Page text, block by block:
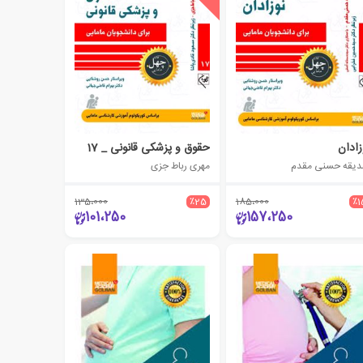
حسنی مقدم
185،000
157،250
حقوق و پزشکی قانونی _ 17
مهری رباط جزی
٪25 135،000
101،250